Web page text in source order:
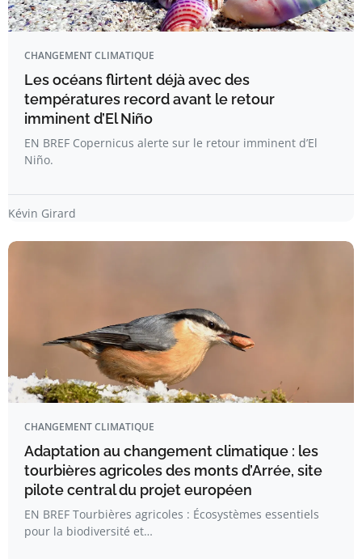
CHANGEMENT CLIMATIQUE
Les océans flirtent déjà avec des
températures record avant le retour
imminent d’El Niño
EN BREF Copernicus alerte sur le retour imminent d’El
Niño.
Kévin Girard
CHANGEMENT CLIMATIQUE
Adaptation au changement climatique : les
tourbières agricoles des monts d’Arrée, site
pilote central du projet européen
EN BREF Tourbières agricoles : Écosystèmes essentiels
pour la biodiversité et…